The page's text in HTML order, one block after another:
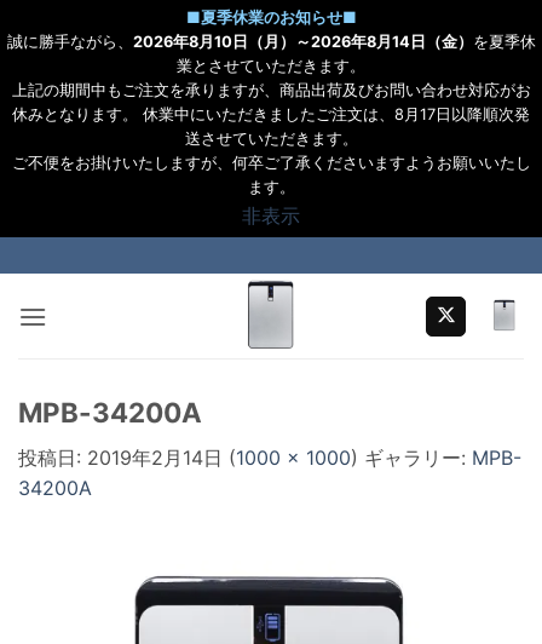
■夏季休業のお知らせ■
誠に勝手ながら、 2026年8月10日（月）～2026年8月14日（金） を夏季休
業とさせていただきます。
上記の期間中もご注文を承りますが、商品出荷及びお問い合わせ対応がお
休みとなります。 休業中にいただきましたご注文は、8月17日以降順次発
送させていただきます。
ご不便をお掛けいたしますが、何卒ご了承くださいますようお願いいたし
ます。
非表示
to
content
MPB-34200A
投稿日: 2019年2月14日 (1000 × 1000) ギャラリー: MPB-
34200A